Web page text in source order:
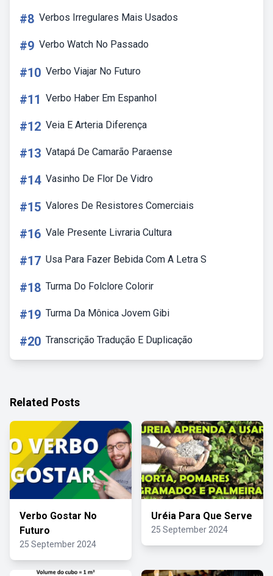
#8 Verbos Irregulares Mais Usados
#9 Verbo Watch No Passado
#10 Verbo Viajar No Futuro
#11 Verbo Haber Em Espanhol
#12 Veia E Arteria Diferença
#13 Vatapá De Camarão Paraense
#14 Vasinho De Flor De Vidro
#15 Valores De Resistores Comerciais
#16 Vale Presente Livraria Cultura
#17 Usa Para Fazer Bebida Com A Letra S
#18 Turma Do Folclore Colorir
#19 Turma Da Mônica Jovem Gibi
#20 Transcrição Tradução E Duplicação
Related Posts
Verbo Gostar No
Futuro
25 September 2024
Uréia Para Que Serve
25 September 2024